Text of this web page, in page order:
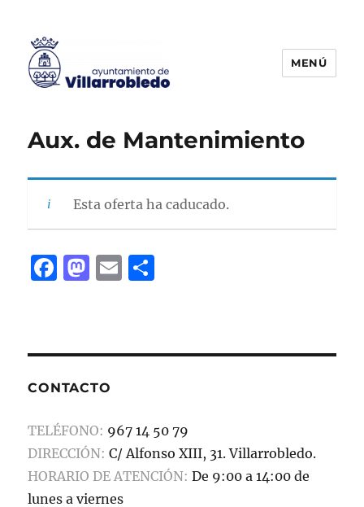
MENÚ
Aux. de Mantenimiento
Esta oferta ha caducado.
F
e
o
o
k
M
o
o
n
E
l
p
ir
CONTACTO
TELÉFONO: 967 14 50 79
DIRECCIÓN: C/ Alfonso XIII, 31. Villarrobledo.
HORARIO DE ATENCIÓN: De 9:00 a 14:00 de
lunes a viernes